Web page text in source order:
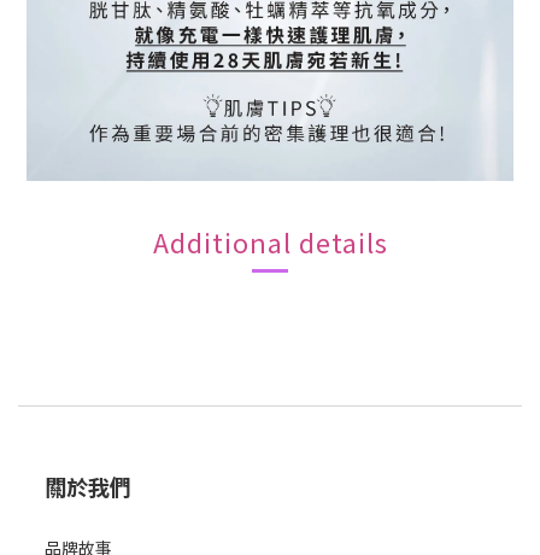
Additional details
關於我們
品牌故事